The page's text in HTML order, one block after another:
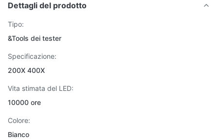
Dettagli del prodotto
Tipo:
&Tools dei tester
Specificazione:
200X 400X
Vita stimata del LED:
10000 ore
Colore:
Bianco